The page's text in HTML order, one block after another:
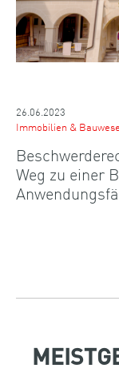
26.06.2023
Immobilien &
Weg zu einer